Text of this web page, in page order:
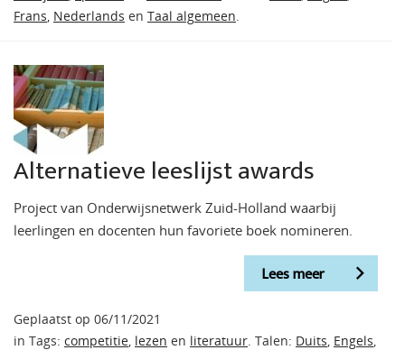
Frans, Nederlands en Taal algemeen.
Alternatieve leeslijst awards
Project van Onderwijsnetwerk Zuid-Holland waarbij
leerlingen en docenten hun favoriete boek nomineren.
Lees meer
Geplaatst op 06/11/2021
in Tags: competitie lezen en literatuur . Talen: Duits Engels